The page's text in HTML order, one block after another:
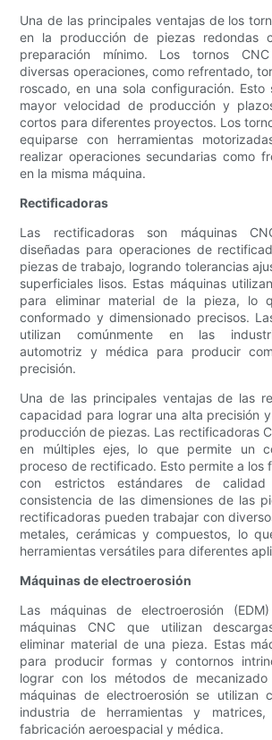
Una de las principales ventajas de los
en la producción de piezas redondas
preparación mínimo. Los tornos
diversas operaciones, como refrentado,
roscado, en una sola configuración.
mayor velocidad de producción y
cortos para diferentes proyectos. Los
equiparse con herramientas
realizar operaciones secundarias como
en la misma máquina.
Rectificadoras
Las rectificadoras son máquinas
diseñadas para operaciones de
piezas de trabajo, logrando tolerancias
superficiales lisos. Estas máquinas
para eliminar material de la pieza, lo
conformado y dimensionado precisos.
utilizan comúnmente en las
automotriz y médica para producir
precisión.
Una de las principales ventajas de las
capacidad para lograr una alta precisión
producción de piezas. Las rectificadoras
en múltiples ejes, lo que permite un
proceso de rectificado. Esto permite a los
con estrictos estándares de
consistencia de las dimensiones de las
rectificadoras pueden trabajar con
metales, cerámicas y compuestos, lo
herramientas versátiles para diferentes
Máquinas de electroerosión
Las máquinas de electroerosión
máquinas CNC que utilizan
eliminar material de una pieza. Estas
para producir formas y contornos
lograr con los métodos de mecanizado
máquinas de electroerosión se utilizan
industria de herramientas y
fabricación aeroespacial y médica.